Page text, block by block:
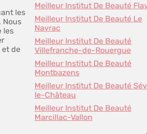
les
Nous
les
et de
Meilleur Institut De Beauté
Meilleur Institut De Beauté Le
Nayrac
Meilleur Institut De Beauté
Villefranche-de-Rouergue
Meilleur Institut De Beauté
Montbazens
Meilleur Institut De Beauté
le-Château
Meilleur Institut De Beauté
Marcillac-Vallon